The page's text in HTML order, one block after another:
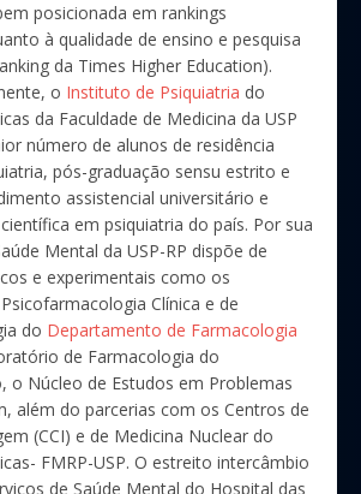
posicionada em rankings
à qualidade de ensino e pesquisa
da Times Higher Education).
o Instituto de Psiquiatria do
da Faculdade de Medicina da USP
número de alunos de residência
pós-graduação sensu estrito e
assistencial universitário e
em psiquiatria do país. Por sua
Mental da USP-RP dispõe de
e experimentais como os
Clínica e de
do Departamento de Farmacologia
de Farmacologia do
o Núcleo de Estudos em Problemas
além do parcerias com os Centros de
(CCI) e de Medicina Nuclear do
FMRP-USP. O estreito intercâmbio
de Saúde Mental do Hospital das